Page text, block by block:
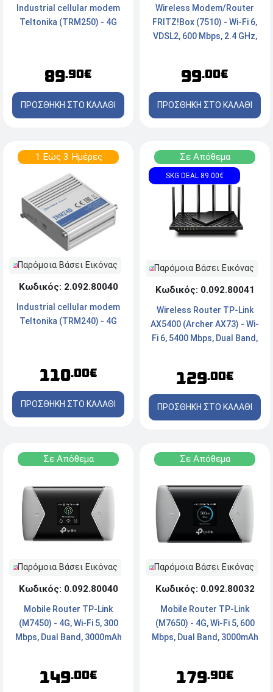
Industrial cellular modem
Teltonika (TRM250) - 4G
89.90€
ΠΡΟΣΘΗΚΗ ΣΤΟ ΚΑΛΑΘΙ
Wireless Modem/Router
FRITZ!Box (7510) - Wi-Fi 6,
VDSL2, 600 Mbps, 2.4 GHz,
99.00€
ΠΡΟΣΘΗΚΗ ΣΤΟ ΚΑΛΑΘΙ
1 Εώς 3 Ημέρες
Παρόμοια Βάσει Εικόνας
Κωδικός: 2.092.80040
Industrial cellular modem
Teltonika (TRM240) - 4G
110.00€
ΠΡΟΣΘΗΚΗ ΣΤΟ ΚΑΛΑΘΙ
Σε Απόθεμα
SKG DEAL 89.00€
Παρόμοια Βάσει Εικόνας
Κωδικός: 0.092.80041
Wireless Router TP-Link
AX5400 (Archer AX73) - Wi-
Fi 6, 5400 Mbps, Dual Band,
129.00€
ΠΡΟΣΘΗΚΗ ΣΤΟ ΚΑΛΑΘΙ
Σε Απόθεμα
Παρόμοια Βάσει Εικόνας
Κωδικός: 0.092.80040
Mobile Router TP-Link
(M7450) - 4G, Wi-Fi 5, 300
Mbps, Dual Band, 3000mAh
149.00€
Σε Απόθεμα
Παρόμοια Βάσει Εικόνας
Κωδικός: 0.092.80032
Mobile Router TP-Link
(M7650) - 4G, Wi-Fi 5, 600
Mbps, Dual Band, 3000mAh
179.90€